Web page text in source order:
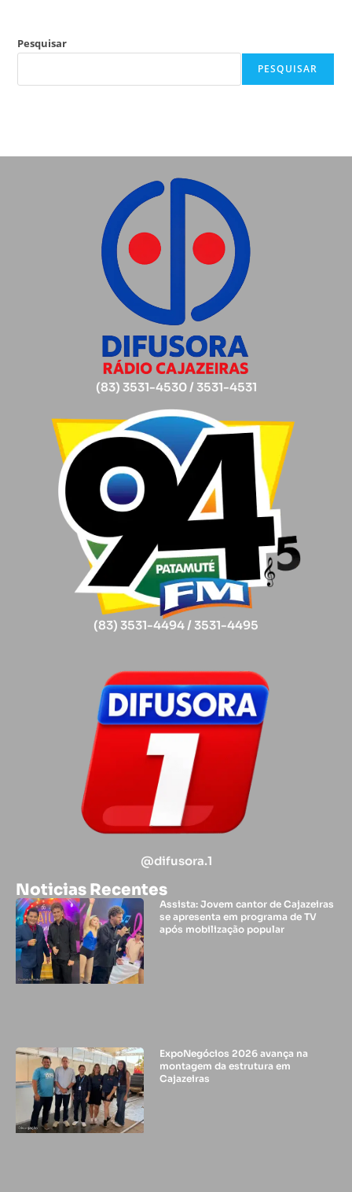
Pesquisar
PESQUISAR
(83) 3531-4530 / 3531-4531
(83) 3531-4494 / 3531-4495
@difusora.1
Noticias Recentes
Assista: Jovem cantor de Cajazeiras
se apresenta em programa de TV
após mobilização popular
ExpoNegócios 2026 avança na
montagem da estrutura em
Cajazeiras